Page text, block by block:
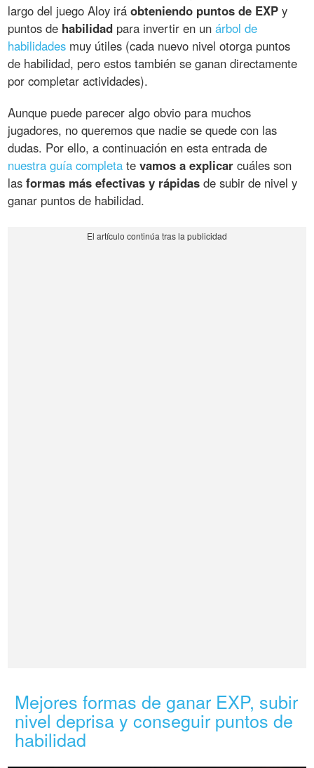
largo del juego Aloy iráobteniendo puntos de EXP y
puntos de habilidad para invertir en unárbol de
habilidades muy útiles (cada nuevo nivel otorga puntos
de habilidad, pero estos también se ganan directamente
por completar actividades).
Aunque puede parecer algo obvio para muchos
jugadores, no queremos que nadie se quede con las
dudas. Por ello, a continuación en esta entrada de
nuestra guía completa tevamos a explicar cuáles son
lasformas más efectivas y rápidas de subir de nivel y
ganar puntos de habilidad.
Mejores formas de ganar EXP, subir
nivel deprisa y conseguir puntos de
habilidad